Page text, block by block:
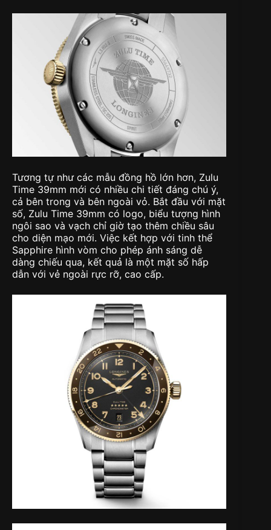
Tương tự như các mẫu đồng hồ lớn hơn, Zulu
Time 39mm mới có nhiều chi tiết đáng chú ý,
cả bên trong và bên ngoài vỏ. Bắt đầu với mặt
số, Zulu Time 39mm có logo, biểu tượng hình
ngôi sao và vạch chỉ giờ tạo thêm chiều sâu
cho diện mạo mới. Việc kết hợp với tinh thể
Sapphire hình vòm cho phép ánh sáng dễ
dàng chiếu qua, kết quả là một mặt số hấp
dẫn với vẻ ngoài rực rỡ, cao cấp.